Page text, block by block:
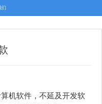
们
机软件，不延及开发软